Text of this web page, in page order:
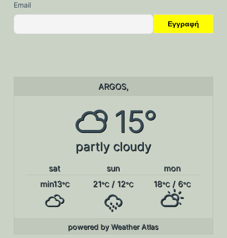
Email
ARGOS,
15°
partly cloudy
sat sun
mon
min13°C 21°C/ 12°C 18°C/ 6°C
powered byWeather Atlas